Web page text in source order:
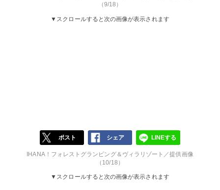
（9/18）
▼スクロールすると次の画像が表示されます
ポスト シェア LINEする
IHANA！フォレストグランピング＆ヴィラリゾート／提供画像
（10/18）
▼スクロールすると次の画像が表示されます